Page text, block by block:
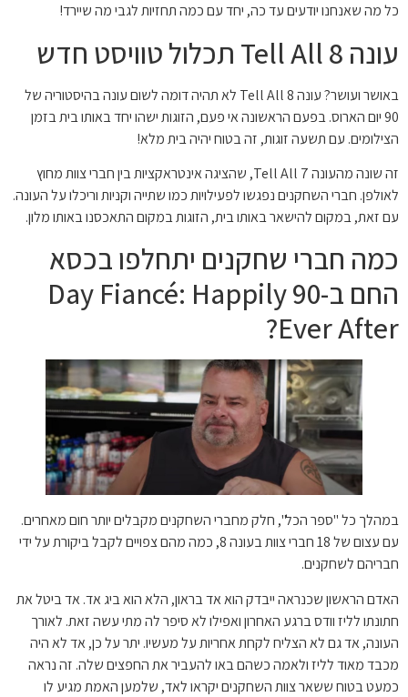
כל מה שאנחנו יודעים עד כה, יחד עם כמה תחזיות לגבי מה שיירד!
עונה 8 Tell All תכלול טוויסט חדש
באושר ועושר? עונה 8 Tell All לא תהיה דומה לשום עונה בהיסטוריה של
90 יום הארוס. בפעם הראשונה אי פעם, הזוגות ישהו יחד באותו בית בזמן
הצילומים. עם תשעה זוגות, זה בטוח יהיה בית מלא!
זה שונה מהעונה 7 Tell All, שהציגה אינטראקציות בין חברי צוות מחוץ
לאולפן. חברי השחקנים נפגשו לפעילויות כמו שתייה וקניות וריכלו על העונה.
עם זאת, במקום להישאר באותו בית, הזוגות במקום התאכסנו באותו מלון.
כמה חברי שחקנים יתחלפו בכסא
החם ב-90 Day Fiancé: Happily
Ever After?
במהלך כל "ספר הכל", חלק מחברי השחקנים מקבלים יותר חום מאחרים.
עם עצום של 18 חברי צוות בעונה 8, כמה מהם צפויים לקבל ביקורת על ידי
חבריהם לשחקנים.
האדם הראשון שכנראה ייבדק הוא אד בראון, הלא הוא ביג אד. אד ביטל את
חתונתו לליז וודס ברגע האחרון ואפילו לא סיפר לה מתי עשה זאת. לאורך
העונה, אד גם לא הצליח לקחת אחריות על מעשיו. יתר על כן, אד לא היה
מכבד מאוד לליז ולאמה כשהם באו להעביר את החפצים שלה. זה נראה
כמעט בטוח ששאר צוות השחקנים יקראו לאד, שלמען האמת מגיע לו